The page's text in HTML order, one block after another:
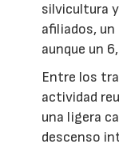
silvicultura
afiliados,
aunque un
Entre los
actividad
una ligera
descenso